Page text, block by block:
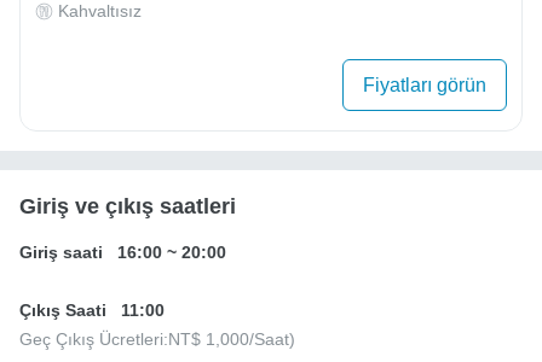
Kahvaltısız
Fiyatları görün
Giriş ve çıkış saatleri
Giriş saati 16:00 ~ 20:00
Çıkış Saati
11:00
Geç Çıkış Ücretleri:NT$ 1,000/Saat)